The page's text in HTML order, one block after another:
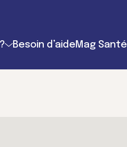
Besoin d’aideMag Santé